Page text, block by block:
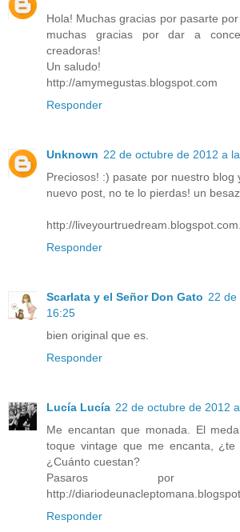
Hola! Muchas gracias por pasarte
muchas gracias por dar a
creadoras!
Un saludo!
http://amymegustas.blogspot.com
Responder
Unknown 22 de octubre de 2012 a
Preciosos! :) pasate por nuestro blog
nuevo post, no te lo pierdas! un
http://
Responder
Scarlata y el Señor Don Gato 22 de
16:25
bien original que es.
Responder
Lucía Lucía 22 de octubre de 2012
Me encantan que monada. El
toque vintage que me encanta,
¿Cuánto cuestan?
Pasaros por
http://
Responder